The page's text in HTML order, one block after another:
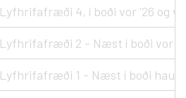
Lyfhrifafræði 4, í boði vor '26 og
Lyfhrifafræði 2 - Næst í boði vor
Lyfhrifafræði 1 - Næst í boði haust